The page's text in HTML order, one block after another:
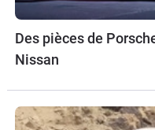
Des pièces de
Nissan